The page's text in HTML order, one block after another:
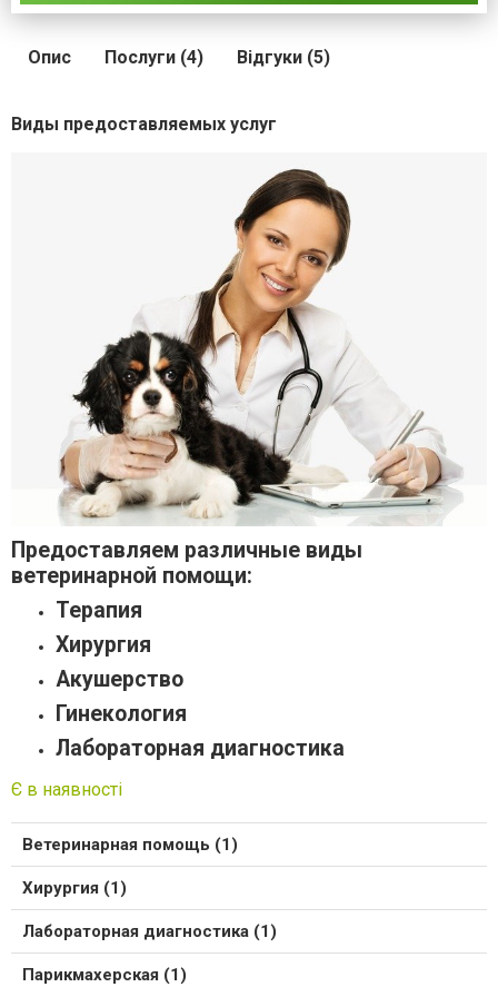
Опис Послуги (4) Відгуки (5)
Виды предоставляемых услуг
Предоставляем различные виды
ветеринарной помощи:
Терапия
Хирургия
Акушерство
Гинекология
Лабораторная диагностика
Є в наявності
Ветеринарная помощь (1)
Хирургия (1)
Лабораторная диагностика (1)
Парикмахерская (1)